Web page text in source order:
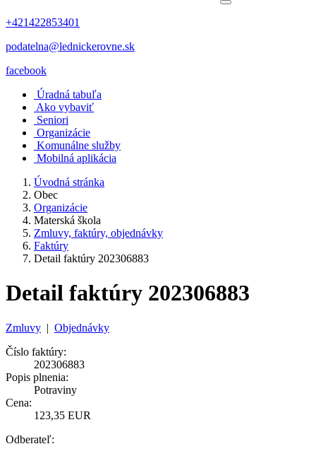
+421422853401
podatelna@lednickerovne.sk
facebook
Úradná tabuľa
Ako vybaviť
Seniori
Organizácie
Komunálne služby
Mobilná aplikácia
Úvodná stránka
Obec
Organizácie
Materská škola
Zmluvy, faktúry, objednávky
Faktúry
Detail faktúry 202306883
Detail faktúry 202306883
Zmluvy | Objednávky
Číslo faktúry:
202306883
Popis plnenia:
Potraviny
Cena:
123,35 EUR
Odberateľ: